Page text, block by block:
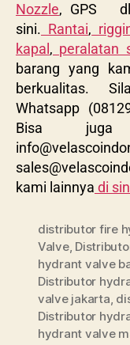
Nozzle, GPS
sini. Rantai,
kapal , peralatan
barang yang
berkualitas.
Whatsapp
Bisa
kami lainnya di
distributor fire
Valve,
hydrant valve
Distributor
valve jakarta,
Distributor
hydrant valve